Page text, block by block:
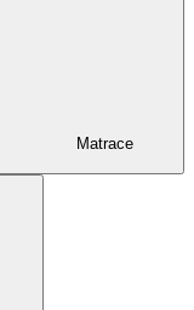
Matrace